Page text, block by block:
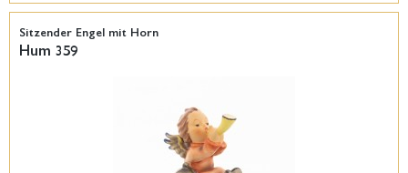
Sitzender Engel mit Horn
Hum 359